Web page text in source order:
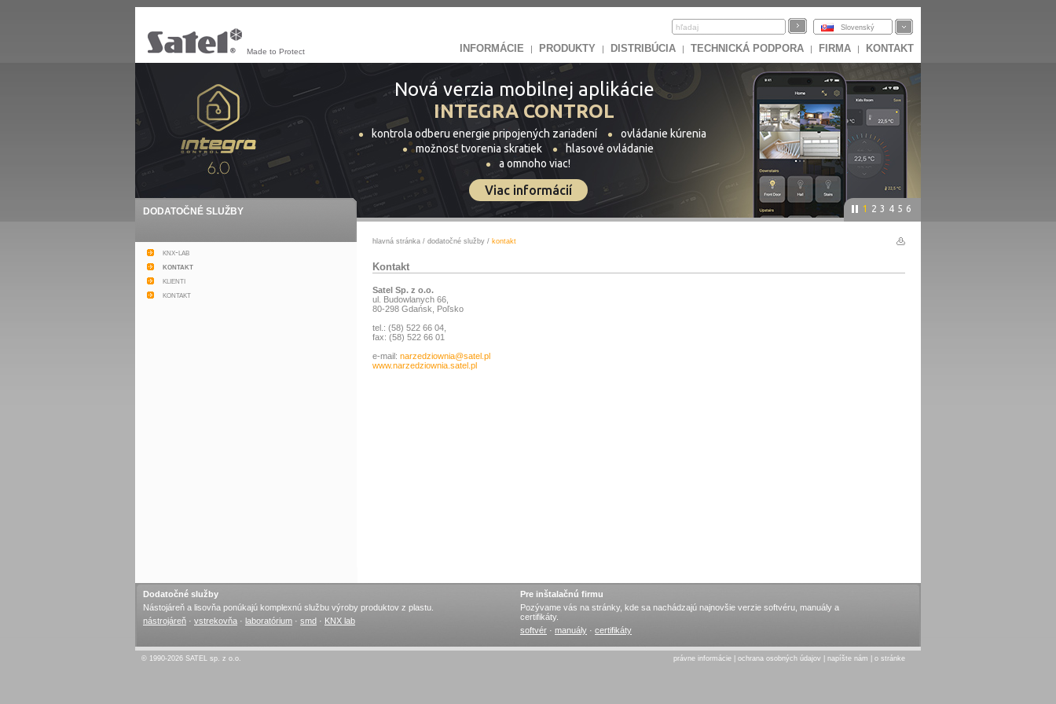
Made to Protect
Slovenský
INFORMÁCIE | PRODUKTY | DISTRIBÚCIA | TECHNICKÁ PODPORA | FIRMA | KONTAKT
Nová verzia mobilnej aplikácie
INTEGRA CONTROL
kontrola odberu energie pripojených zariadení
ovládanie kúrenia
možnosť tvorenia skratiek
hlasové ovládanie
a omnoho viac!
Viac informácií
1 2 3 4 5 6
DODATOČNÉ SLUŽBY
knx-lab
kontakt
klienti
kontakt
hlavná stránka / dodatočné služby / kontakt
Kontakt
Satel Sp. z o.o.
ul. Budowlanych 66,
80-298 Gdańsk, Poľsko
tel.: (58) 522 66 04,
fax: (58) 522 66 01
e-mail: narzedziownia@satel.pl
www.narzedziownia.satel.pl
Dodatočné služby
Nástojáreň a lisovňa ponúkajú komplexnú službu výroby produktov z plastu.
nástrojáreň · vstrekovňa · laboratórium · smd · KNX lab
Pre inštalačnú firmu
Pozývame vás na stránky, kde sa nachádzajú najnovšie verzie softvéru, manuály a
certifikáty.
softvér · manuály · certifikáty
© 1990-2026 SATEL sp. z o.o. právne informácie ochrana osobných údajov napíšte nám o stránke